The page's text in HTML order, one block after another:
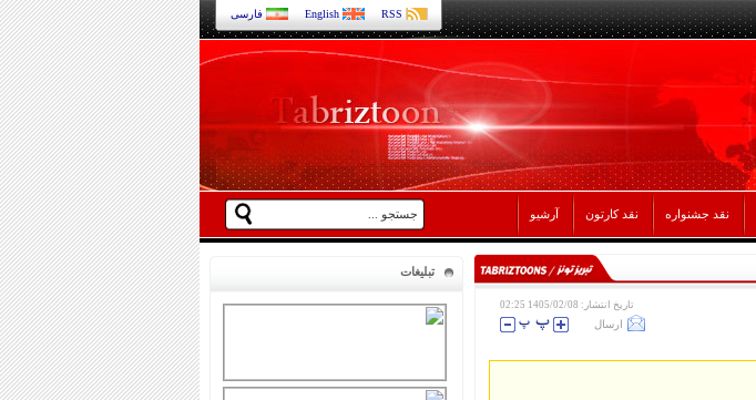
English RSS فارسی
نقد جشنواره نقد کارتون آرشیو
تاریخ انتشار: 1405/02/08 02:25
ارسال
تبلیغات